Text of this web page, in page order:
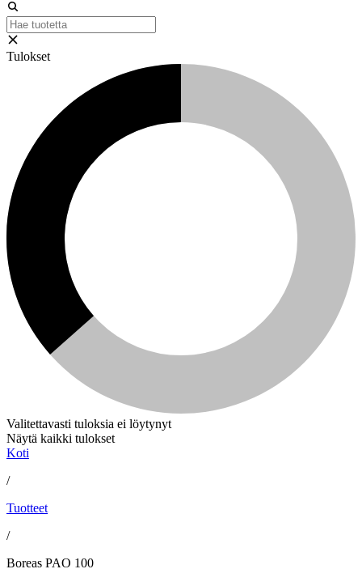
Tulokset
Valitettavasti tuloksia ei löytynyt
Näytä kaikki tulokset
Koti
/
Tuotteet
/
Boreas PAO 100